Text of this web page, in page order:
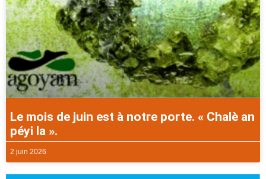
Le mois de juin est à notre porte. « Chalè an
péyi la ».
2 juin 2026